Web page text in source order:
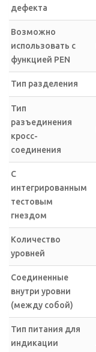
дефекта
Возможно
использовать с
функцией PEN
Тип разделения
Тип
разъединения
кросс-
соединения
С
интегрированным
тестовым
гнездом
Количество
уровней
Соединенные
внутри уровни
(между собой)
Тип питания для
индикации